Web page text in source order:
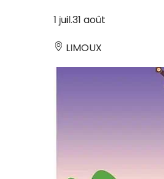
1 juil.31 août
LIMOUX